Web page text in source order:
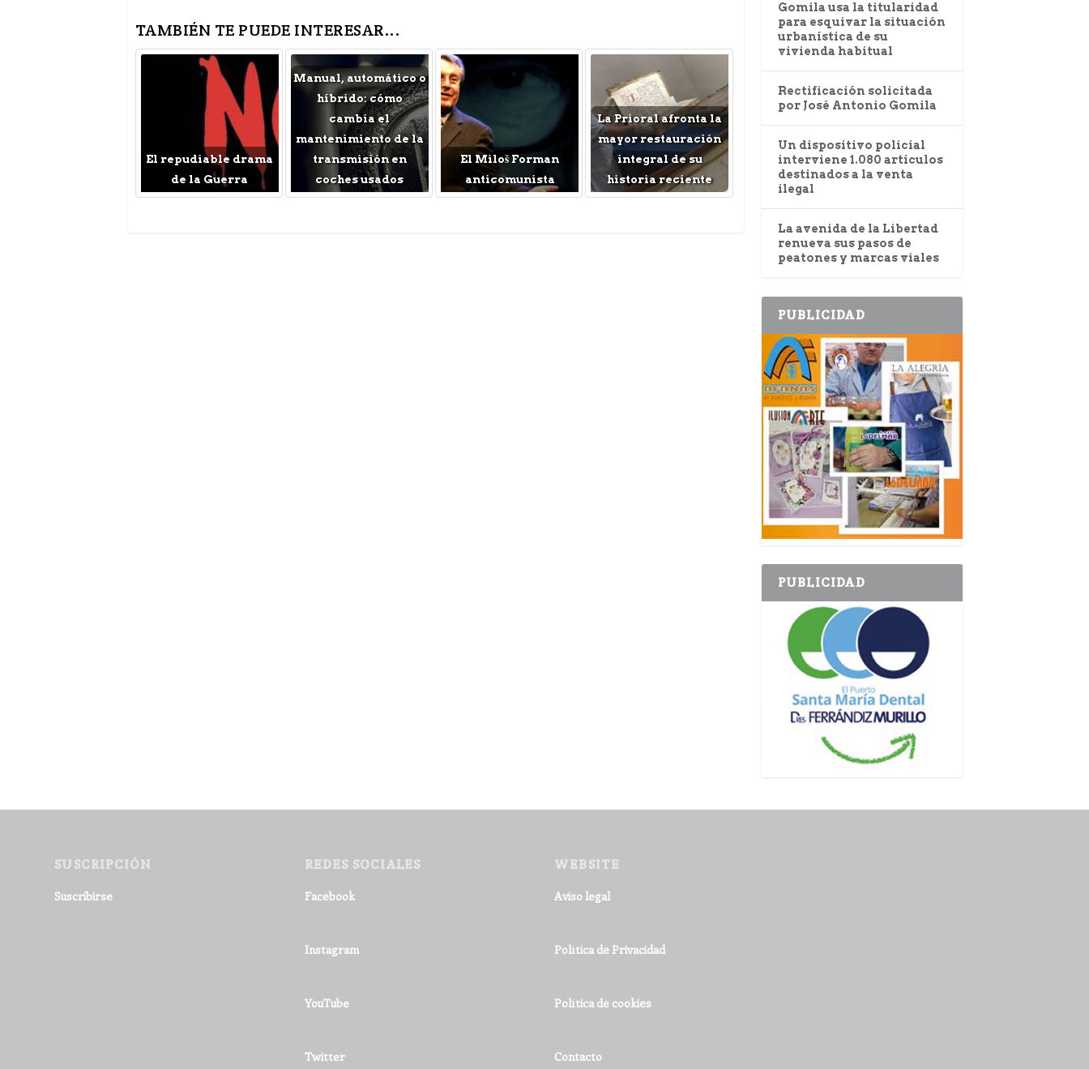
TAMBIÉN TE PUEDE INTERESAR...
El repudiable drama
de la Guerra
Manual, automático o
híbrido: cómo
cambia el
mantenimiento de la
transmisión en
coches usados
El Miloš Forman
anticomunista
La Prioral afronta la
mayor restauración
integral de su
historia reciente
Gomila usa la titularidad
para esquivar la situación
urbanística de su
vivienda habitual
Rectificación solicitada
por José Antonio Gomila
Un dispositivo policial
interviene 1.080 artículos
destinados a la venta
ilegal
La avenida de la Libertad
renueva sus pasos de
peatones y marcas viales
PUBLICIDAD
PUBLICIDAD
SUSCRIPCIÓN
Suscribirse
REDES SOCIALES
Facebook
Instagram
YouTube
Twitter
WEBSITE
Aviso legal
Política de Privacidad
Política de cookies
Contacto